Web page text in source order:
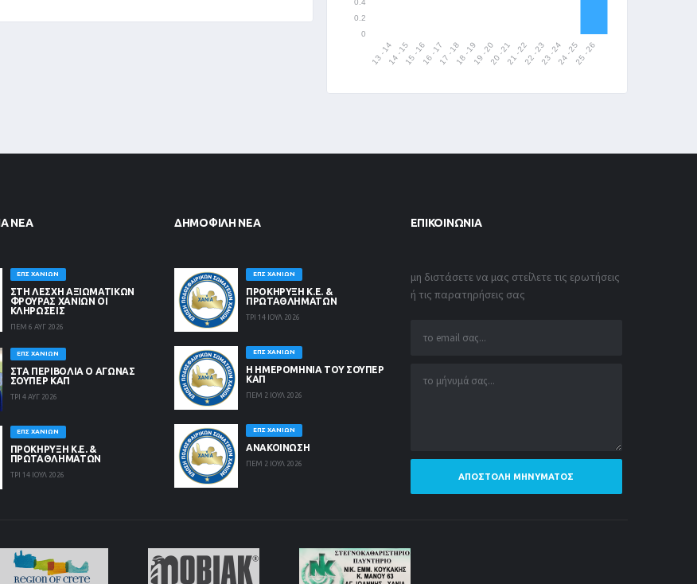
ΝΈΑ
ΕΠΣ ΧΑΝΊΩΝ
ΣΤΗ ΛΈΣΧΗ ΑΞΙΩΜΑΤΙΚΏΝ
ΦΡΟΥΡΆΣ ΧΑΝΊΩΝ ΟΙ
ΚΛΗΡΏΣΕΙΣ
ΠΕΜ 6 ΑΥΓ 2026
ΕΠΣ ΧΑΝΊΩΝ
ΣΤΑ ΠΕΡΙΒΟΛΙΑ Ο ΑΓΩΝΑΣ
ΣΟΥΠΕΡ ΚΑΠ
ΤΡΙ 4 ΑΥΓ 2026
ΕΠΣ ΧΑΝΊΩΝ
ΠΡΟΚΗΡΥΞΗ Κ.Ε. &
ΠΡΩΤΑΘΛΗΜΑΤΩΝ
ΤΡΙ 14 ΙΟΥΛ 2026
ΔΗΜΟΦΙΛΉ ΝΈΑ
ΕΠΣ ΧΑΝΊΩΝ
ΠΡΟΚΗΡΥΞΗ Κ.Ε. &
ΠΡΩΤΑΘΛΗΜΑΤΩΝ
ΤΡΙ 14 ΙΟΥΛ 2026
ΕΠΣ ΧΑΝΊΩΝ
Η ΗΜΕΡΟΜΗΝΙΑ ΤΟΥ ΣΟΥΠΕΡ
ΚΑΠ
ΠΕΜ 2 ΙΟΥΛ 2026
ΕΠΣ ΧΑΝΊΩΝ
ΑΝΑΚΟΙΝΩΣΗ
ΠΕΜ 2 ΙΟΥΛ 2026
ΕΠΙΚΟΙΝΩΝΊΑ
μη διστάσετε να μας στείλετε τις ερωτήσεις
ή τις παρατηρήσεις σας
ΑΠΟΣΤΟΛΉ ΜΗΝΎΜΑΤΟΣ